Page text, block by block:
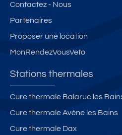
Contactez - Nous
Partenaires
Proposer une location
MonRendezVousVeto
Stations thermales
Cure thermale Balaruc les
Cure thermale Avène les Bains
Cure thermale Dax